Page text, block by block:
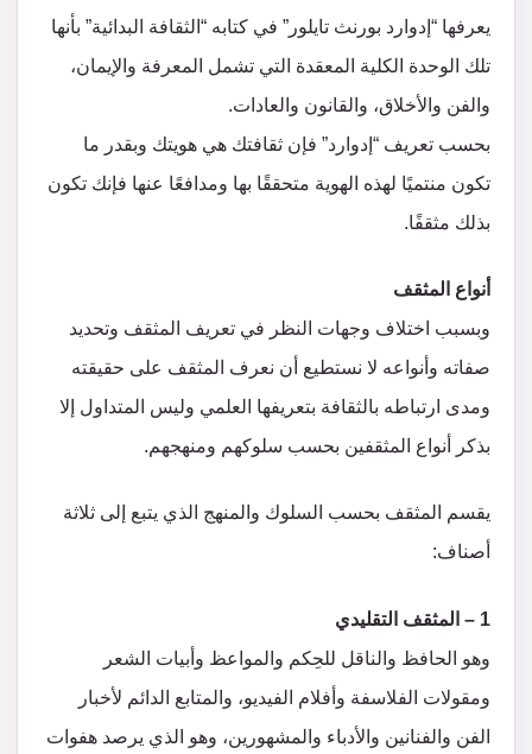
يعرفها “إدوارد بورنث تايلور” في كتابه “الثقافة البدائية” بأنها
تلك الوحدة الكلية المعقدة التي تشمل المعرفة والإيمان،
والفن والأخلاق، والقانون والعادات.
بحسب تعريف “إدوارد” فإن ثقافتك هي هويتك وبقدر ما
تكون منتميًا لهذه الهوية متحققًا بها ومدافعًا عنها فإنك تكون
بذلك مثقفًا.
أنواع المثقف
وبسبب اختلاف وجهات النظر في تعريف المثقف وتحديد
صفاته وأنواعه لا نستطيع أن نعرف المثقف على حقيقته
ومدى ارتباطه بالثقافة بتعريفها العلمي وليس المتداول إلا
بذكر أنواع المثقفين بحسب سلوكهم ومنهجهم.
يقسم المثقف بحسب السلوك والمنهج الذي يتبع إلى ثلاثة
أصناف:
1 – المثقف التقليدي
وهو الحافظ والناقل للحِكم والمواعظ وأبيات الشعر
ومقولات الفلاسفة وأفلام الفيديو، والمتابع الدائم لأخبار
الفن والفنانين والأدباء والمشهورين، وهو الذي يرصد هفوات